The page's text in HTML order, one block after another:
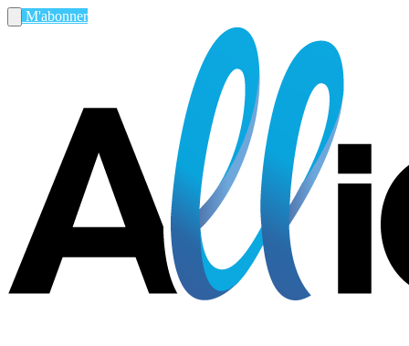
M'abonner